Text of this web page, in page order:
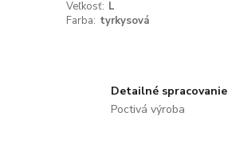
Veľkosť: L
Farba: tyrkysová
Detailné spracovanie
Poctivá výroba